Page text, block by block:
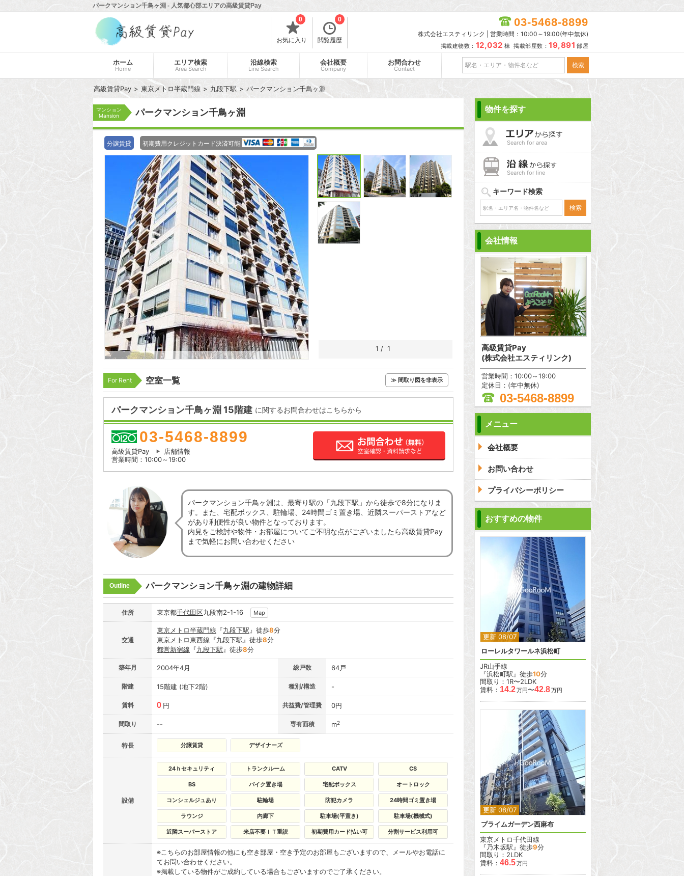
パークマンション千鳥ヶ淵 - 人気都心部エリアの高級賃貸Pay
お気に入り
0
閲覧履歴
0 03-5468-8899
株式会社エスティリンク | 営業時間：10:00～19:00(年中無休)
掲載建物数： 12,032 棟 掲載部屋数： 19,891 部屋
ホーム
Home
エリア検索
Area Search
沿線検索
Line Search
会社概要
Company
お問合わせ
Contact
高級賃貸Pay 東京メトロ半蔵門線 九段下駅 パークマンション千鳥ヶ淵
マンション
Mansion
パークマンション千鳥ヶ淵
分譲賃貸 初期費用クレジットカード決済可能
1 / 1
For Rent 空室一覧 ≫ 間取り図を非表示
パークマンション千鳥ヶ淵 15階建 に関するお問合わせはこちらから
03-5468-8899
高級賃貸Pay
店舗情報
営業時間：10:00～19:00
パークマンション千鳥ヶ淵は、最寄り駅の「九段下駅」から徒歩で8分になりま
す。また、宅配ボックス、駐輪場、24時間ゴミ置き場、近隣スーパーストアなど
があり利便性が良い物件となっております。
内見をご検討や物件・お部屋についてご不明な点がございましたら高級賃貸Pay
まで気軽にお問い合わせください
Outline パークマンション千鳥ヶ淵の建物詳細
住所 東京都千代田区九段南2-1-16 Map
交通
東京メトロ半蔵門線 『九段下駅 』徒歩8分
東京メトロ東西線 『九段下駅 』徒歩8分
都営新宿線 『九段下駅 』徒歩8分
築年月 2004年4月 総戸数 64戸
階建 15階建 (地下2階) 種別/構造 -
賃料 0 円 共益費/管理費 0円
間取り -- 専有面積 m2
特長 分譲賃貸 デザイナーズ
設備
24ｈセキュリティ トランクルーム CATV CS
BS バイク置き場 宅配ボックス オートロック
コンシェルジュあり 駐輪場 防犯カメラ 24時間ゴミ置き場
ラウンジ 内廊下 駐車場(平置き) 駐車場(機械式)
近隣スーパーストア 来店不要ＩＴ重説 初期費用カード払い可 分割サービス利用可
※こちらのお部屋情報の他にも空き部屋・空き予定のお部屋もございますので、メールやお電話に
てお問い合わせください。
※掲載している物件がご成約している場合もございますのでご了承ください。
物件を探す
Search for area
Search for line
キーワード検索
会社情報
高級賃貸Pay
(株式会社エスティリンク)
営業時間：10:00～19:00
定休日：(年中無休)
03-5468-8899
メニュー
会社概要
お問い合わせ
プライバシーポリシー
おすすめの物件
更新 08/07
2 2
ローレルタワールネ浜松町
JR山手線
『浜松町駅』徒歩10分
間取り：1R〜2LDK
賃料： 14.2万円〜42.8万円
更新 08/07
2
プライムガーデン西麻布
東京メトロ千代田線
『乃木坂駅』徒歩9分
間取り：2LDK
賃料： 46.5万円